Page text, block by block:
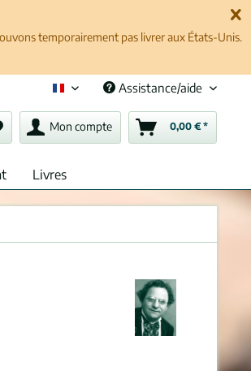
temporairement pas livrer aux États-Unis.
Français (fr)Assistance/aide
Mon compte 0,00 € *
Livres